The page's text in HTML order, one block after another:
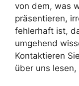
von dem, was
präsentieren,
fehlerhaft ist,
umgehend
Kontaktieren
über uns